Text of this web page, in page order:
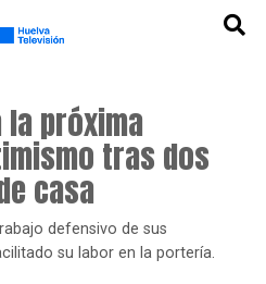
la próxima
tras dos
casa
defensivo de sus
su labor en la portería.